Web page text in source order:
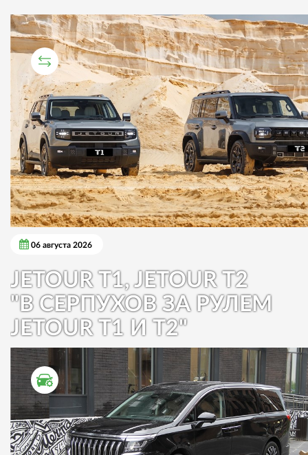
СРАВНИТЕЛЬНЫЙ ТЕСТ
06 августа 2026
JETOUR T1, JETOUR T2
"В СЕРПУХОВ ЗА РУЛЕМ
JETOUR T1 И T2"
ТЕСТ ДРАЙВ